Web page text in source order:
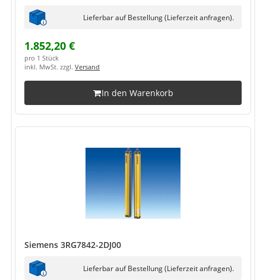
Lieferbar auf Bestellung (Lieferzeit anfragen).
1.852,20 €
pro 1 Stück
inkl. MwSt. zzgl. Versand
In den Warenkorb
Siemens 3RG7842-2DJ00
Lieferbar auf Bestellung (Lieferzeit anfragen).